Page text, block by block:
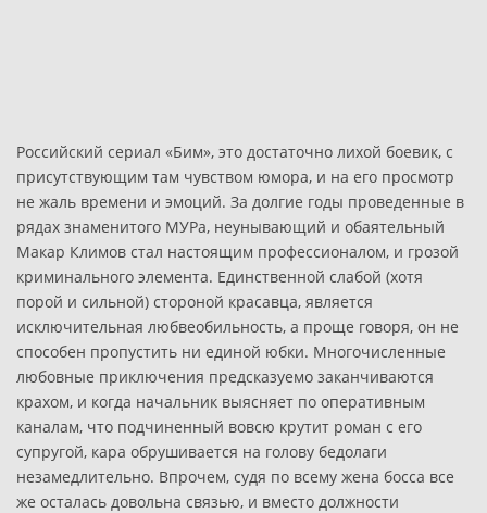
Российский сериал «Бим», это достаточно лихой боевик, с
присутствующим там чувством юмора, и на его просмотр
не жаль времени и эмоций. За долгие годы проведенные в
рядах знаменитого МУРа, неунывающий и обаятельный
Макар Климов стал настоящим профессионалом, и грозой
криминального элемента. Единственной слабой (хотя
порой и сильной) стороной красавца, является
исключительная любвеобильность, а проще говоря, он не
способен пропустить ни единой юбки. Многочисленные
любовные приключения предсказуемо заканчиваются
крахом, и когда начальник выясняет по оперативным
каналам, что подчиненный вовсю крутит роман с его
супругой, кара обрушивается на голову бедолаги
незамедлительно. Впрочем, судя по всему жена босса все
же осталась довольна связью, и вместо должности